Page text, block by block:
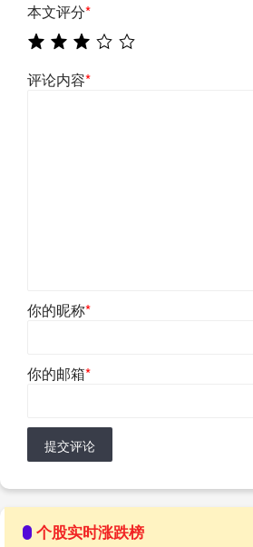
本文评分*
评论内容*
你的昵称*
你的邮箱*
提交评论
个股实时涨跌榜